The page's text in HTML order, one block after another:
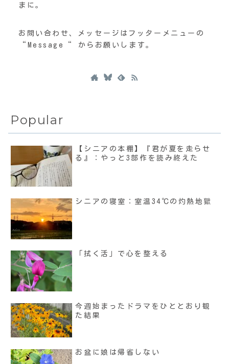
まに。
お問い合わせ、メッセージはフッターメニューの
“Message“ からお願いします。
Popular
【シニアの本棚】『君が夏を走らせ
る』：やっと3部作を読み終えた
シニアの寝室：室温34℃の灼熱地獄
「拭く活」で心を整える
今週始まったドラマをひととおり観
た結果
お盆に娘は帰省しない